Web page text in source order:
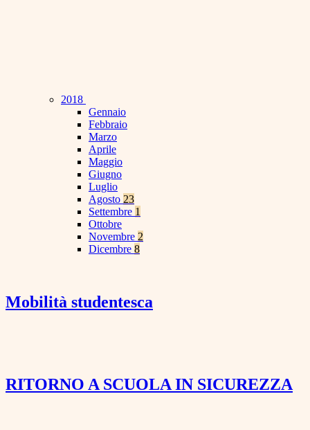
2018
Gennaio
Febbraio
Marzo
Aprile
Maggio
Giugno
Luglio
Agosto 23
Settembre 1
Ottobre
Novembre 2
Dicembre 8
Mobilità studentesca
RITORNO A SCUOLA IN SICUREZZA